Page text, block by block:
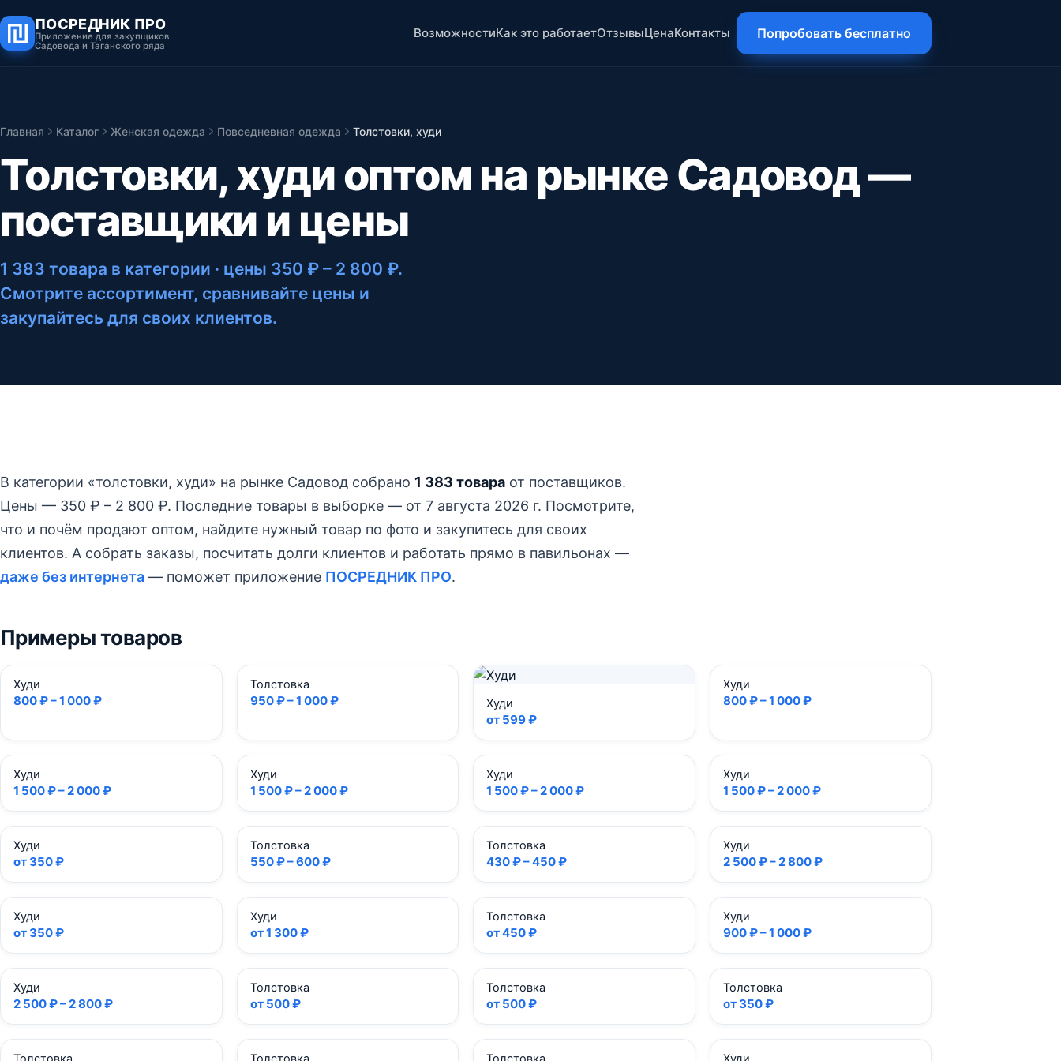
ПОСРЕДНИК ПРО
Приложение для закупщиков
Садовода и Таганского ряда
ВозможностиКак это работаетОтзывыЦенаКонтакты Попробовать бесплатно
Главная Каталог Женская одежда Повседневная одежда Толстовки, худи
Толстовки, худи оптом на рынке Садовод —
поставщики и цены
1 383 товара в категории · цены 350 ₽ – 2 800 ₽.
Смотрите ассортимент, сравнивайте цены и
закупайтесь для своих клиентов.
В категории «толстовки, худи» на рынке Садовод собрано 1 383 товара от поставщиков.
Цены — 350 ₽ – 2 800 ₽. Последние товары в выборке — от 7 августа 2026 г. Посмотрите,
что и почём продают оптом, найдите нужный товар по фото и закупитесь для своих
клиентов. А собрать заказы, посчитать долги клиентов и работать прямо в павильонах —
даже без интернета — поможет приложение ПОСРЕДНИК ПРО.
Примеры товаров
Худи
800 ₽ – 1 000 ₽
Толстовка
950 ₽ – 1 000 ₽ Худи
от 599 ₽
Худи
800 ₽ – 1 000 ₽
Худи
1 500 ₽ – 2 000 ₽
Худи
1 500 ₽ – 2 000 ₽
Худи
1 500 ₽ – 2 000 ₽
Худи
1 500 ₽ – 2 000 ₽
Худи
от 350 ₽
Толстовка
550 ₽ – 600 ₽
Толстовка
430 ₽ – 450 ₽
Худи
2 500 ₽ – 2 800 ₽
Худи
от 350 ₽
Худи
от 1 300 ₽
Толстовка
от 450 ₽
Худи
900 ₽ – 1 000 ₽
Худи
2 500 ₽ – 2 800 ₽
Толстовка
от 500 ₽
Толстовка
от 500 ₽
Толстовка
от 350 ₽